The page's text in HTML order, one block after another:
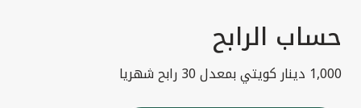
حساب الرابح
1,000 دينار كويتي بمعدل 30 رابح شهريا